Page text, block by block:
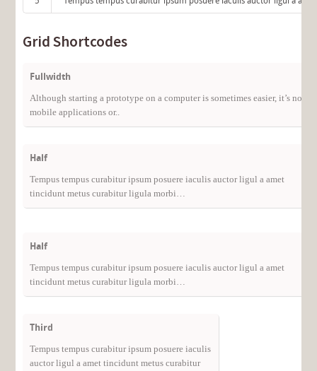
Grid Shortcodes
Fullwidth
Although starting a prototype on a computer is sometimes easier, it’s not
mobile applications or..
Half
Tempus tempus curabitur ipsum posuere iaculis auctor ligul a amet
tincidunt metus curabitur ligula morbi…
Half
Tempus tempus curabitur ipsum posuere iaculis auctor ligul a amet
tincidunt metus curabitur ligula morbi…
Third
Tempus tempus curabitur ipsum posuere iaculis
auctor ligul a amet tincidunt metus curabitur